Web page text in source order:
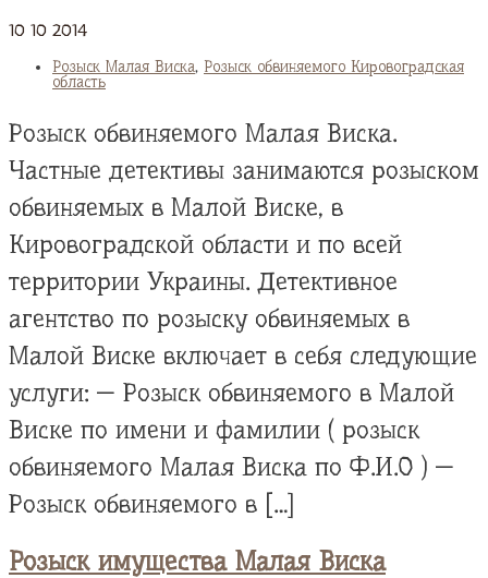
10 10 2014
Розыск Малая Виска, Розыск обвиняемого Кировоградская
область
Розыск обвиняемого Малая Виска.
Частные детективы занимаются розыском
обвиняемых в Малой Виске, в
Кировоградской области и по всей
территории Украины. Детективное
агентство по розыску обвиняемых в
Малой Виске включает в себя следующие
услуги: — Розыск обвиняемого в Малой
Виске по имени и фамилии ( розыск
обвиняемого Малая Виска по Ф.И.О ) —
Розыск обвиняемого в […]
Розыск имущества Малая Виска